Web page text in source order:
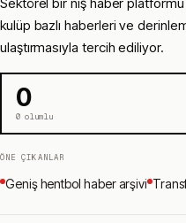
kulüp bazlı haberleri ve
ulaştırmasıyla tercih ediliyor.
0
0olumlu
ÖNE ÇIKANLAR
Geniş hentbol haber arşivi